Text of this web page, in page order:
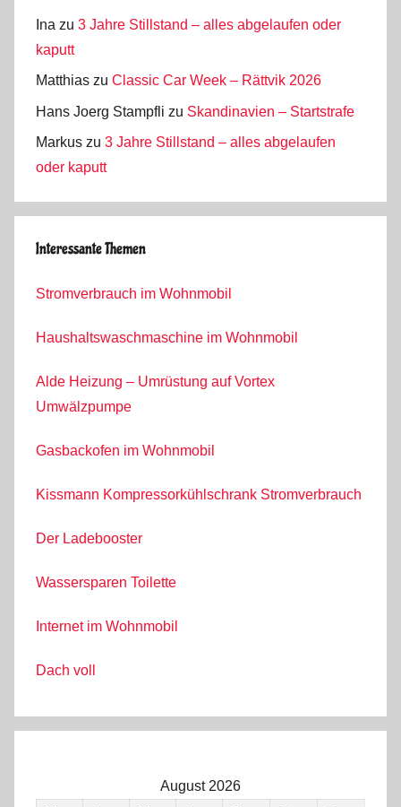
Ina zu 3 Jahre Stillstand – alles abgelaufen oder
kaputt
Matthias zu Classic Car Week – Rättvik 2026
Hans Joerg Stampfli zu Skandinavien – Startstrafe
Markus zu 3 Jahre Stillstand – alles abgelaufen
oder kaputt
Interessante Themen
Stromverbrauch im Wohnmobil
Haushaltswaschmaschine im Wohnmobil
Alde Heizung – Umrüstung auf Vortex
Umwälzpumpe
Gasbackofen im Wohnmobil
Kissmann Kompressorkühlschrank Stromverbrauch
Der Ladebooster
Wassersparen Toilette
Internet im Wohnmobil
Dach voll
August 2026